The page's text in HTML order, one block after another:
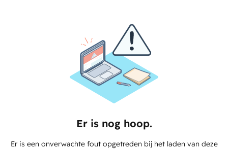
Er is nog hoop.
Er is een onverwachte fout opgetreden bij het laden van deze